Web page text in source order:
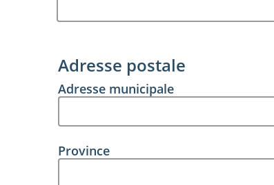
Adresse postale
Adresse municipale
Province